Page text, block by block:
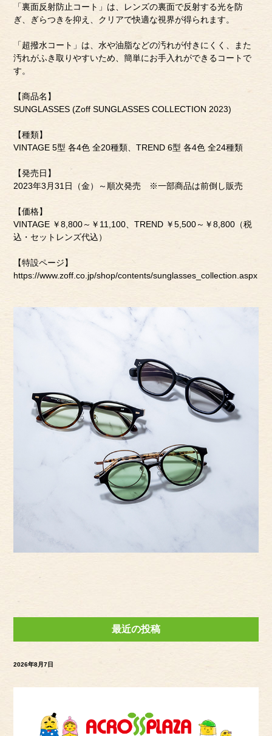
「裏面反射防止コート」は、レンズの裏面で反射する光を防
ぎ、ぎらつきを抑え、クリアで快適な視界が得られます。
「超撥水コート」は、水や油脂などの汚れが付きにくく、また
汚れがふき取りやすいため、簡単にお手入れができるコートで
す。
【商品名】
SUNGLASSES (Zoff SUNGLASSES COLLECTION 2023)
【種類】
VINTAGE 5型 各4色 全20種類、TREND 6型 各4色 全24種類
【発売日】
2023年3月31日（金）～順次発売 ※一部商品は前倒し販売
【価格】
VINTAGE ￥8,800～￥11,100、TREND ￥5,500～￥8,800（税
込・セットレンズ代込）
【特設ページ】
https://www.zoff.co.jp/shop/contents/sunglasses_collection.aspx
最近の投稿
2026年8月7日